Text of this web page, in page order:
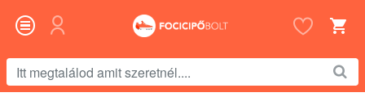
megtalálod